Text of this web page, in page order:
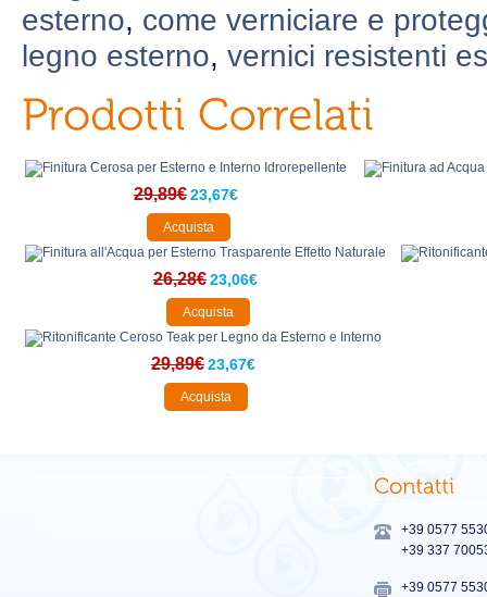
esterno, come verniciare e
legno esterno, vernici resistenti
29,89€23,67€
Acquista
26,28€23,06€
Acquista
29,89€23,67€
Acquista
+39 0577
+39 337
+39 0577